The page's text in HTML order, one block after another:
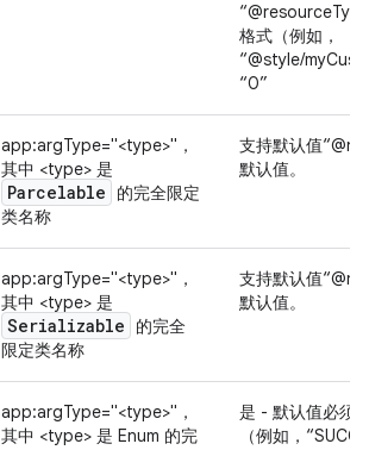
格式（例如，
“@style/
“0”
app:argType="<type>"，
其中 <type> 是
Parcelable
的完全限定
类名称
支持默认值
默认值。
app:argType="<type>"，
其中 <type> 是
Serializable
的完全
限定类名称
支持默认值
默认值。
app:argType="<type>"，
其中 <type> 是 Enum 的完
是 - 默认值必须
（例如，